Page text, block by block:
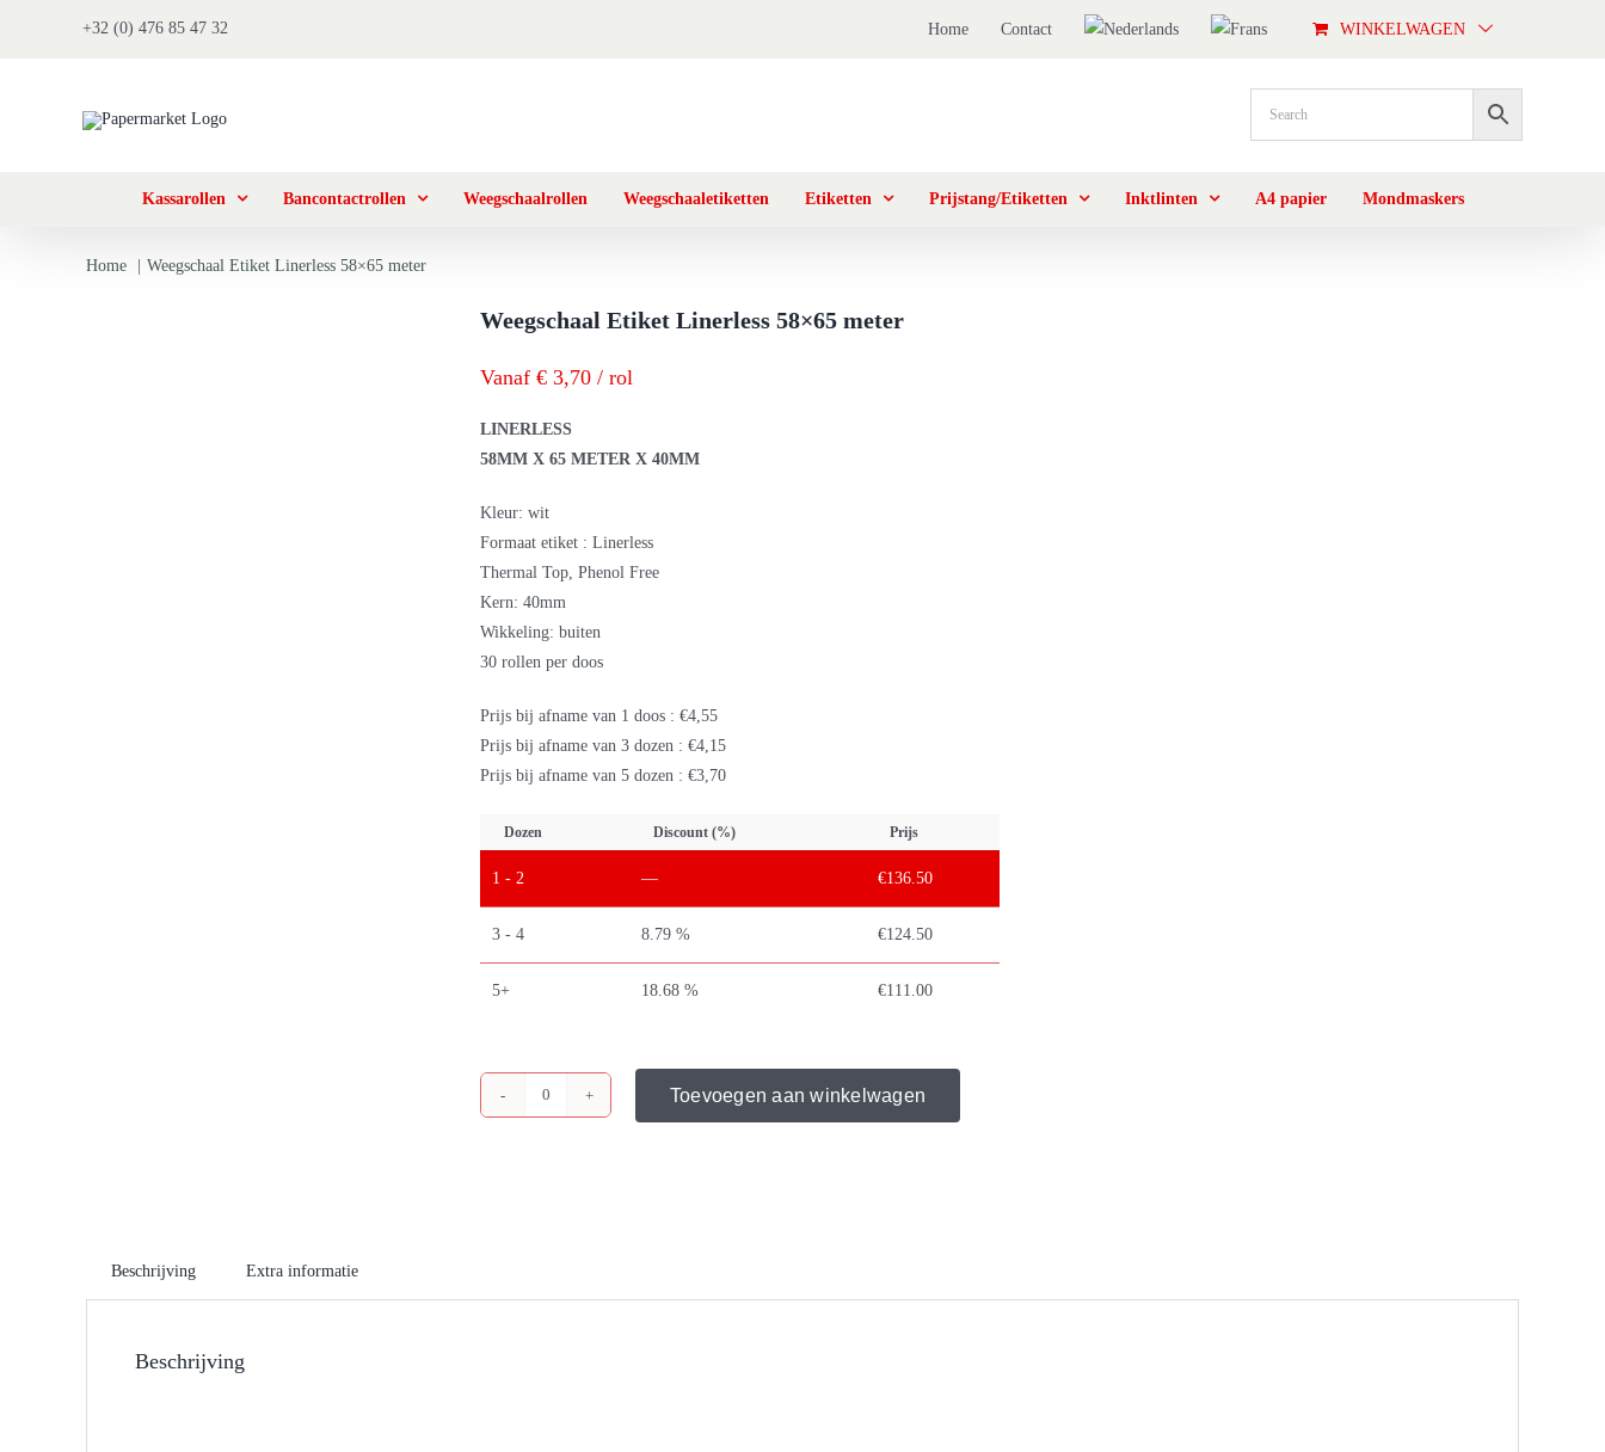
+32 (0) 476 85 47 32 Home Contact WINKELWAGEN
Kassarollen Bancontactrollen Weegschaalrollen Weegschaaletiketten Etiketten Prijstang/Etiketten Inktlinten A4 papier Mondmaskers
Home Weegschaal Etiket Linerless 58×65 meter
Weegschaal Etiket Linerless 58×65 meter
Vanaf € 3,70 / rol
LINERLESS
58MM X 65 METER X 40MM
Kleur: wit
Formaat etiket : Linerless
Thermal Top, Phenol Free
Kern: 40mm
Wikkeling: buiten
30 rollen per doos
Prijs bij afname van 1 doos : €4,55
Prijs bij afname van 3 dozen : €4,15
Prijs bij afname van 5 dozen : €3,70
Dozen Discount (%) Prijs
1 - 2 — €136.50
3 - 4 8.79 % €124.50
5+ 18.68 % €111.00
Weegschaal
Toevoegen aan winkelwagen
Beschrijving Extra informatie
Beschrijving